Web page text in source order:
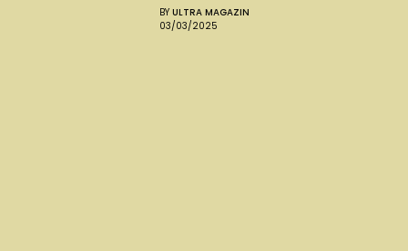
BY ULTRA MAGAZIN
03/03/2025